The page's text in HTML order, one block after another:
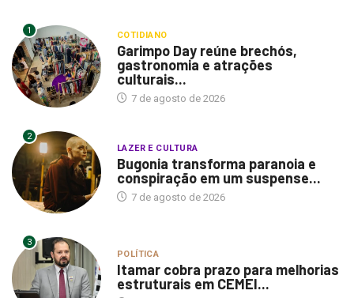
1 COTIDIANO
Garimpo Day reúne brechós,
gastronomia e atrações
culturais...
7 de agosto de 2026
2
LAZER E CULTURA
Bugonia transforma paranoia e
conspiração em um suspense...
7 de agosto de 2026
3
POLÍTICA
Itamar cobra prazo para melhorias
estruturais em CEMEI...